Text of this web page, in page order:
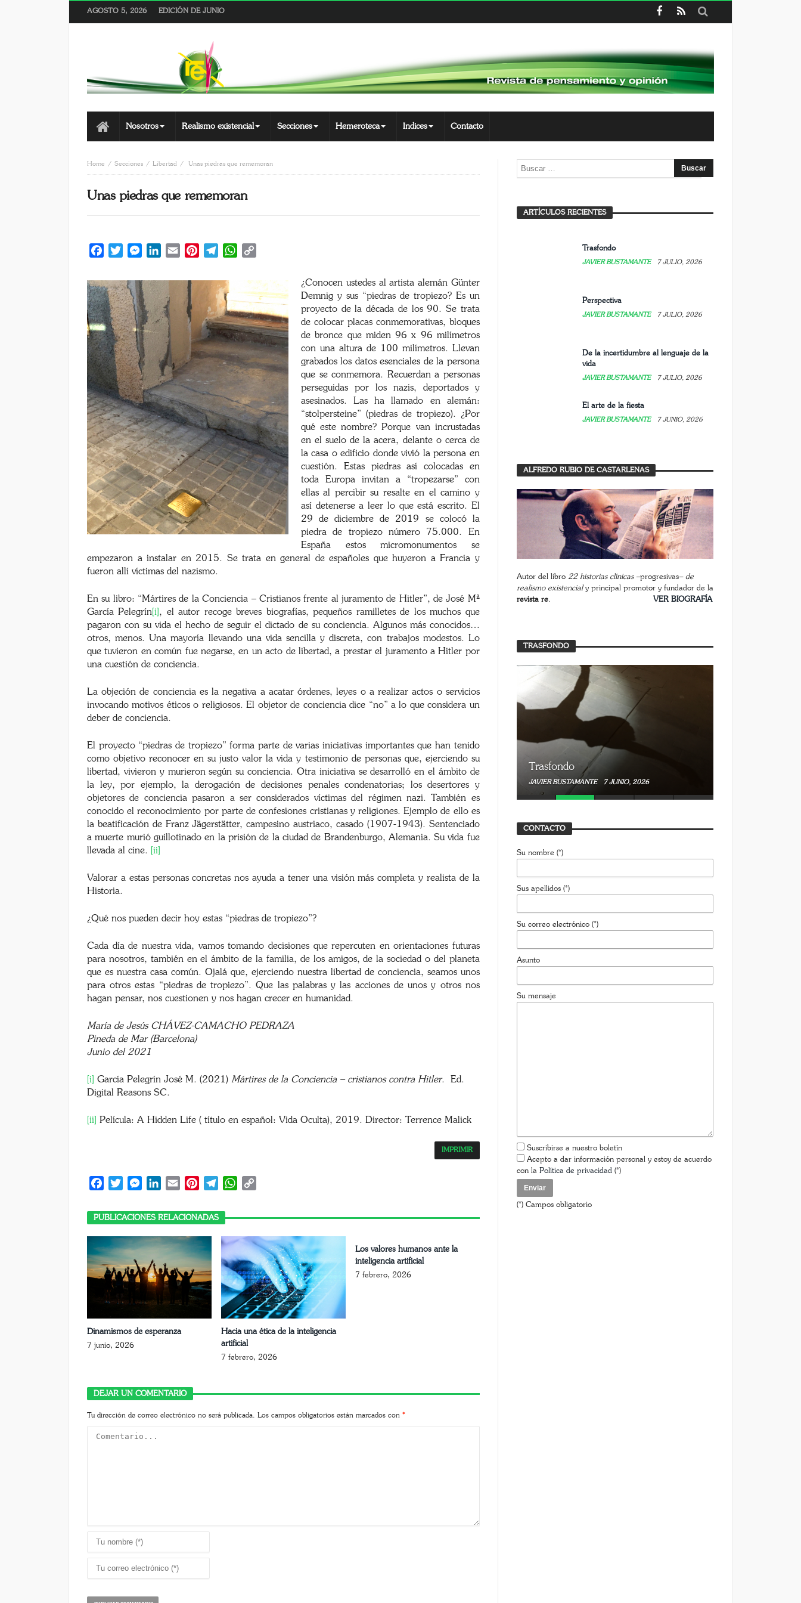
AGOSTO 5, 2026 EDICIÓN DE JUNIO
Nosotros Realismo existencial Secciones Hemeroteca Indices Contacto
Home Secciones Libertad Unas piedras que rememoran
Unas piedras que rememoran
FacebookTwitterMessengerLinkedIn
Email PinterestTelegramWhatsApp
¿Conocen ustedes al artista alemán Günter
Demnig y sus “piedras de tropiezo? Es un
proyecto de la década de los 90. Se trata
de colocar placas conmemorativas, bloques
de bronce que miden 96 x 96 milímetros
con una altura de 100 milímetros. Llevan
grabados los datos esenciales de la persona
que se conmemora. Recuerdan a personas
perseguidas por los nazis, deportados y
asesinados. Las ha llamado en alemán:
“stolpersteine” (piedras de tropiezo). ¿Por
qué este nombre? Porque van incrustadas
en el suelo de la acera, delante o cerca de
la casa o edificio donde vivió la persona en
cuestión. Estas piedras así colocadas en
toda Europa invitan a “tropezarse” con
ellas al percibir su resalte en el camino y
así detenerse a leer lo que está escrito. El
29 de diciembre de 2019 se colocó la
piedra de tropiezo número 75.000. En
España estos micromonumentos se
empezaron a instalar en 2015. Se trata en general de españoles que huyeron a Francia y
fueron allí víctimas del nazismo.
En su libro: “Mártires de la Conciencia – Cristianos frente al juramento de Hitler”, de José Mª
García Pelegrín [i] , el autor recoge breves biografías, pequeños ramilletes de los muchos que
pagaron con su vida el hecho de seguir el dictado de su conciencia. Algunos más conocidos…
otros, menos. Una mayoría llevando una vida sencilla y discreta, con trabajos modestos. Lo
que tuvieron en común fue negarse, en un acto de libertad, a prestar el juramento a Hitler por
una cuestión de conciencia.
La objeción de conciencia es la negativa a acatar órdenes, leyes o a realizar actos o servicios
invocando motivos éticos o religiosos. El objetor de conciencia dice “no” a lo que considera un
deber de conciencia.
El proyecto “piedras de tropiezo” forma parte de varias iniciativas importantes que han tenido
como objetivo reconocer en su justo valor la vida y testimonio de personas que, ejerciendo su
libertad, vivieron y murieron según su conciencia. Otra iniciativa se desarrolló en el ámbito de
la ley, por ejemplo, la derogación de decisiones penales condenatorias; los desertores y
objetores de conciencia pasaron a ser considerados víctimas del régimen nazi. También es
conocido el reconocimiento por parte de confesiones cristianas y religiones. Ejemplo de ello es
la beatificación de Franz Jägerstätter, campesino austriaco, casado (1907-1943). Sentenciado
a muerte murió guillotinado en la prisión de la ciudad de Brandenburgo, Alemania. Su vida fue
llevada al cine.
[ii]
Valorar a estas personas concretas nos ayuda a tener una visión más completa y realista de la
Historia.
¿Qué nos pueden decir hoy estas “piedras de tropiezo”?
Cada día de nuestra vida, vamos tomando decisiones que repercuten en orientaciones futuras
para nosotros, también en el ámbito de la familia, de los amigos, de la sociedad o del planeta
que es nuestra casa común. Ojalá que, ejerciendo nuestra libertad de conciencia, seamos unos
para otros estas “piedras de tropiezo”. Que las palabras y las acciones de unos y otros nos
hagan pensar, nos cuestionen y nos hagan crecer en humanidad.
María de Jesús CHÁVEZ-CAMACHO PEDRAZA
Pineda de Mar (Barcelona)
Junio del 2021
[i] García Pelegrín José M. (2021) Mártires de la Conciencia – cristianos contra Hitler. Ed.
Digital Reasons SC.
[ii] Película: A Hidden Life ( título en español: Vida Oculta), 2019. Director: Terrence Malick
IMPRIMIR
FacebookTwitterMessengerLinkedIn
Email PinterestTelegramWhatsApp
PUBLICACIONES RELACIONADAS
Dinamismos de esperanza
7 junio, 2026
Hacia una ética de la inteligencia
artificial
7 febrero, 2026
Los valores humanos ante la
inteligencia artificial
7 febrero, 2026
DEJAR UN COMENTARIO
Tu dirección de correo electrónico no será publicada. Los campos obligatorios están marcados con *
ARTÍCULOS RECIENTES
JAVIER BUSTAMANTE 7 JULIO, 2026
Trasfondo
JAVIER BUSTAMANTE 7 JULIO, 2026
Perspectiva
JAVIER BUSTAMANTE 7 JULIO, 2026
De la incertidumbre al lenguaje de la
vida
JAVIER BUSTAMANTE 7 JULIO, 2026
El arte de la fiesta
JAVIER BUSTAMANTE 7 JUNIO, 2026
ALFREDO RUBIO DE CASTARLENAS
Autor del libro 22 historias clínicas –progresivas– de
realismo existencialy principal promotor y fundador de la
revista re. VER BIOGRAFÍA
TRASFONDO
Trasfondo
JAVIER BUSTAMANTE 7 JUNIO, 2026
CONTACTO
Su nombre (*)
Sus apellidos (*)
Su correo electrónico (*)
Asunto
Su mensaje
Suscribirse a nuestro boletín
Acepto a dar información personal y estoy de acuerdo
con la Política de privacidad(*)
(*) Campos obligatorio